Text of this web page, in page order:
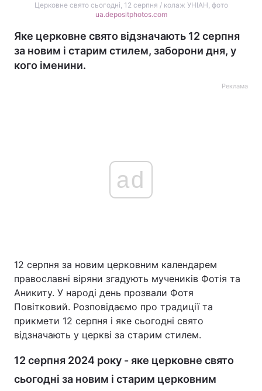
Церковне свято сьогодні, 12 серпня / колаж УНІАН, фото
ua.depositphotos.com
Яке церковне свято відзначають 12 серпня
за новим і старим стилем, заборони дня, у
кого іменини.
Реклама
ad
12 серпня за новим церковним календарем
православні віряни згадують мучеників Фотія та
Аникиту. У народі день прозвали Фотя
Повітковий. Розповідаємо про традиції та
прикмети 12 серпня і яке сьогодні свято
відзначають у церкві за старим стилем.
12 серпня 2024 року - яке церковне свято
сьогодні за новим і старим церковним